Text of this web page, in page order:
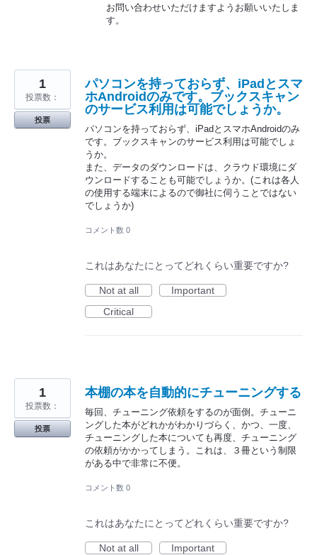
お問い合わせいただけますようお願いいたしま
す。
パソコンを持っておらず、iPadとスマ
ホAndroidのみです。ブックスキャン
のサービス利用は可能でしょうか。
パソコンを持っておらず、iPadとスマホAndroidのみ
です。ブックスキャンのサービス利用は可能でしょ
うか。
また、データのダウンロードは、クラウド環境にダ
ウンロードすることも可能でしょうか。(これは各人
の使用する端末によるので御社に伺うことではない
でしょうか)
1
投票数：
投票
コメント数 0
これはあなたにとってどれくらい重要ですか?
Not at all
Important
Critical
本棚の本を自動的にチューニングする
毎回、チューニング依頼をするのが面倒。チューニ
ングした本がどれかがわかりづらく、かつ、一度、
チューニングした本についても再度、チューニング
の依頼がかかってしまう。これは、３冊という制限
がある中で非常に不便。
1
投票数：
投票
コメント数 0
これはあなたにとってどれくらい重要ですか?
Not at all
Important